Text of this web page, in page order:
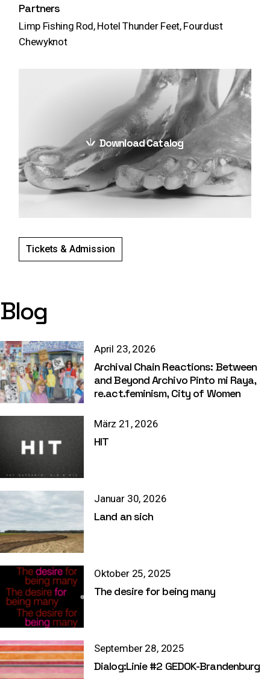
Partners
Limp Fishing Rod, Hotel Thunder Feet, Fourdust
Chewyknot
Download Catalog
Tickets & Admission
Blog
April 23, 2026
Archival Chain Reactions: Between
and Beyond Archivo Pinto mi Raya,
re.act.feminism, City of Women
März 21, 2026
HIT
Januar 30, 2026
Land an sich
Oktober 25, 2025
The desire for being many
September 28, 2025
Dialog:Linie #2 GEDOK-Brandenburg